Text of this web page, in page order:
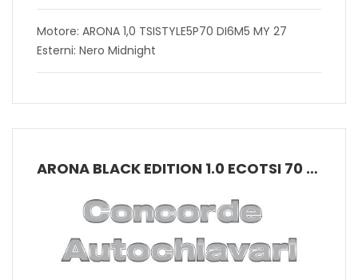
Motore: ARONA 1,0 TSISTYLE5P70 DI6M5 MY 27
Esterni: Nero Midnight
ARONA BLACK EDITION 1.0 ECOTSI 70 KW (95 CV) BENZINA MANUALE 5 MARCE 2WD